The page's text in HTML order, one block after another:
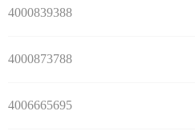
4000839388
4000873788
4006665695